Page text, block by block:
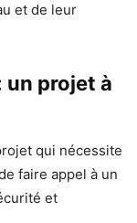
et de leur
un projet à
qui nécessite
faire appel à un
et